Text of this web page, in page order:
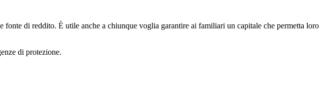
di reddito. È utile anche a chiunque voglia garantire ai familiari un capitale che permetta loro
di protezione.